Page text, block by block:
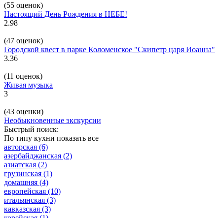
(55 оценок)
Настоящий День Рождения в НЕБЕ!
2.98
(47 оценок)
Городской квест в парке Коломенское "Скипетр царя Иоанна"
3.36
(11 оценок)
Живая музыка
3
(43 оценки)
Необыкновенные экскурсии
Быстрый поиск:
По типу кухни показать все
авторская (6)
азербайджанская (2)
азиатская (2)
грузинская (1)
домашняя (4)
европейская (10)
итальянская (3)
кавказская (3)